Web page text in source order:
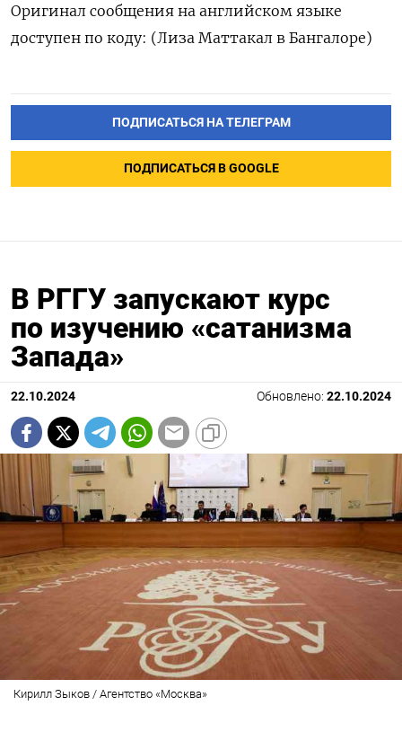
Оригинал сообщения на английском языке
доступен по коду: (Лиза Маттакал в Бангалоре)
ПОДПИСАТЬСЯ НА ТЕЛЕГРАМ
ПОДПИСАТЬСЯ В GOOGLE
В РГГУ запускают курс
по изучению «сатанизма
Запада»
22.10.2024 Обновлено: 22.10.2024
Кирилл Зыков / Агентство «Москва»